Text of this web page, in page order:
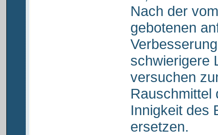
Nach der
gebotenen
schwierigere
versuchen
Rauschmittel
Innigkeit des
ersetzen.